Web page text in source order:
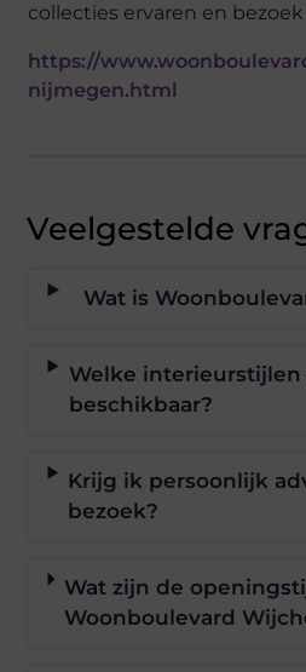
collecties ervaren en
https://
nijmegen.html
Veelgestelde
Wat is
Welke interieurstijlen
beschikbaar?
Krijg ik persoonlijk
bezoek?
Wat zijn de
Woonboulevard